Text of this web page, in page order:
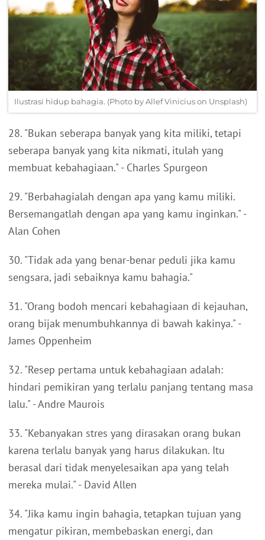
Ilustrasi hidup bahagia. (Photo by Allef Vinicius on Unsplash)
28. "Bukan seberapa banyak yang kita miliki, tetapi
seberapa banyak yang kita nikmati, itulah yang
membuat kebahagiaan." - Charles Spurgeon
29. "Berbahagialah dengan apa yang kamu miliki.
Bersemangatlah dengan apa yang kamu inginkan." -
Alan Cohen
30. "Tidak ada yang benar-benar peduli jika kamu
sengsara, jadi sebaiknya kamu bahagia."
31. "Orang bodoh mencari kebahagiaan di kejauhan,
orang bijak menumbuhkannya di bawah kakinya." -
James Oppenheim
32. "Resep pertama untuk kebahagiaan adalah:
hindari pemikiran yang terlalu panjang tentang masa
lalu." - Andre Maurois
33. "Kebanyakan stres yang dirasakan orang bukan
karena terlalu banyak yang harus dilakukan. Itu
berasal dari tidak menyelesaikan apa yang telah
mereka mulai." - David Allen
34. "Jika kamu ingin bahagia, tetapkan tujuan yang
mengatur pikiran, membebaskan energi, dan